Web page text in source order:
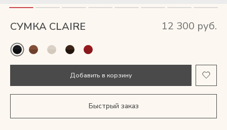
Мини-сумки и чехлы
Кошельки
Ювелирные украшения
СУМКА CLAIRE 12 300 руб.
Добавить в корзину
Быстрый заказ